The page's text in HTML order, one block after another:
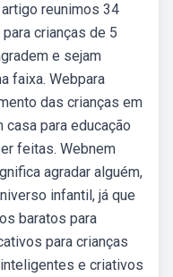
reunimos 34
crianças de 5
e sejam
faixa. Webpara
das crianças em
para educação
feitas. Webnem
agradar alguém,
infantil, já que
baratos para
para crianças
e criativos